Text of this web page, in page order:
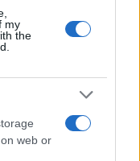
my
the
web or
echter rekening
5 alleen
van een andere
MT5 om te
betrouwbare en
te voorkomen.